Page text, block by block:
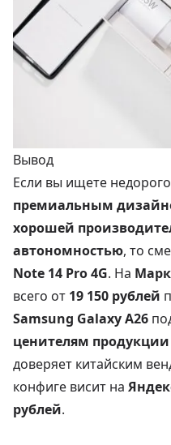
Вывод
Если вы ищете
премиальным
хорошей
автономностью, то
Note 14 Pro 4G. На
всего от 19 150 рублей
Samsung Galaxy A26
ценителям
доверяет китайским
конфиге висит на
рублей.